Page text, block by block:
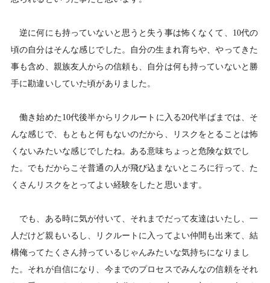
逆に何にも持っていないと思うと失う事は怖くなくて、10代の
頃の自分はそんな感じでした。自分の生まれ育ちや、やってきた
事も含め、親族友人からの信頼も、自分は何も持っていないと勝
手に勘違いしていた頃がありました。
働き始めた10代後半からリクルートに入る20代半ばまでは、そ
んな感じで、もともと何もないのだから、リスクをとることは怖
くないみたいな感じでしたね。ある意味ちょっと危険な奴でし
た。でもだからこそ普通の人が飛び込まないところに行って、た
くさんリスクをとってよい経験をしたと思います。
でも、ある時に気が付いて、それまでだって友達はいたし、一
人だけど親もいるし、リクルートに入ってよい仲間も出来て、結
構俺ってたくさん持っているじゃんみたいな気持ちになりまし
た。それが自信になり、今までのプロセスでみんなの信頼をそれ